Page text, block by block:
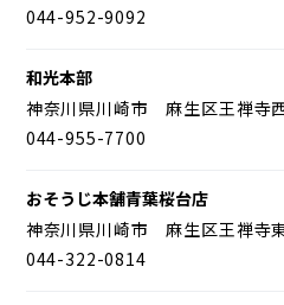
044-952-9092
和光本部
神奈川県川崎市 麻生区王禅寺
044-955-7700
おそうじ本舗青葉桜台店
神奈川県川崎市 麻生区王禅寺
044-322-0814